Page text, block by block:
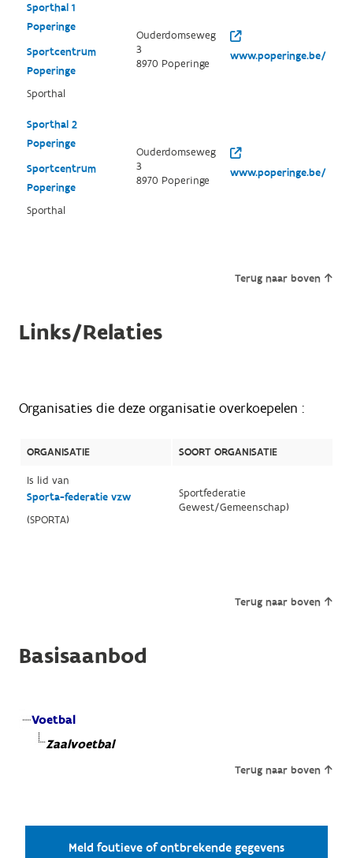
Sporthal 1
Poperinge
Sportcentrum
Poperinge
Sporthal
Ouderdomseweg
3
8970 Poperinge
www.poperinge.be/
Sporthal 2
Poperinge
Sportcentrum
Poperinge
Sporthal
Ouderdomseweg
3
8970 Poperinge
www.poperinge.be/
Terug naar boven
Links/Relaties
Organisaties die deze organisatie overkoepelen :
ORGANISATIE
SOORT ORGANISATIE
Is lid van
Sporta-federatie vzw
(SPORTA)
Sportfederatie
Gewest/Gemeenschap)
Terug naar boven
Basisaanbod
Voetbal
Zaalvoetbal
Terug naar boven
Meld foutieve of ontbrekende gegevens